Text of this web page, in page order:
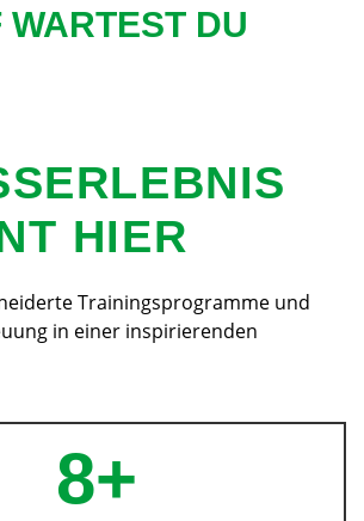
DU
HIER
Trainingsprogramme und
in einer inspirierenden
8+